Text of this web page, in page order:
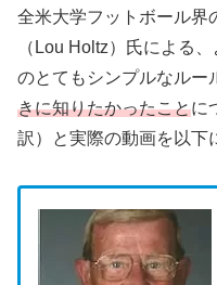
全米大学フットボール界
（Lou Holtz）氏による
のとてもシンプルなルー
きに知りたかったことに
訳）と実際の動画を以下